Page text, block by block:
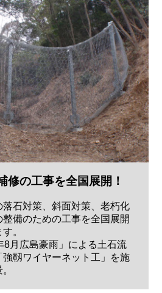
修の工事を全国展開！
落石対策、斜面対策、老朽化
整備のための工事を全国展開
。
8月広島豪雨」による土石流
靱ワイヤーネット工」を施